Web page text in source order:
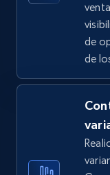
TikTok Shop
URL, Title,
price, Final
5.4K+
TikTok Shop
by keywords
de
de